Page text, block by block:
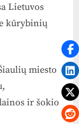
Lietuvos
kūrybinių
miesto
ir šokio